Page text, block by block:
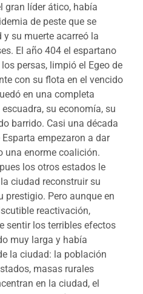
gran líder ático, había
de peste que se
su muerte acarreó la
El año 404 el espartano
persas, limpió el Egeo de
con su flota en el vencido
en una completa
su economía, su
barrido. Casi una década
empezaron a dar
una enorme coalición.
los otros estados le
ciudad reconstruir su
prestigio. Pero aunque en
reactivación,
sentir los terribles efectos
muy larga y había
la ciudad: la población
masas rurales
en la ciudad, el